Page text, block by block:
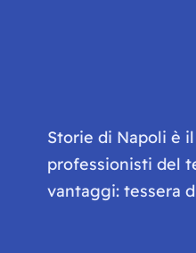
Storie di Napoli è
professionisti del
vantaggi: tessera